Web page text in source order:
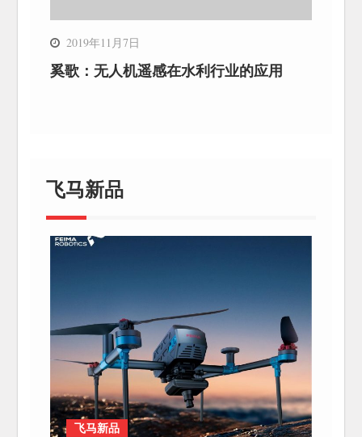
2019年11月7日
奚歌：无人机遥感在水利行业的应用
飞马新品
飞马新品